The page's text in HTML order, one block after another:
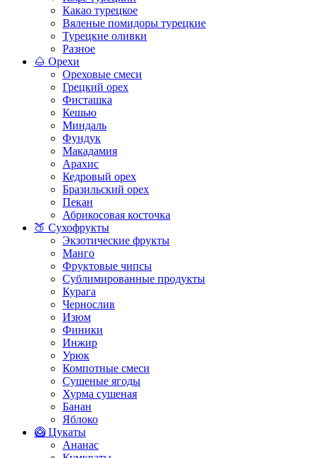
Какао турецкое
Вяленые помидоры турецкие
Турецкие оливки
Разное
🌰 Орехи
Ореховые смеси
Грецкий орех
Фисташка
Кешью
Миндаль
Фундук
Макадамия
Арахис
Кедровый орех
Бразильский орех
Пекан
Абрикосовая косточка
🍑 Сухофрукты
Экзотические фрукты
Манго
Фруктовые чипсы
Сублимированные продукты
Курага
Чернослив
Изюм
Финики
Инжир
Урюк
Компотные смеси
Сушеные ягоды
Хурма сушеная
Банан
Яблоко
🥝 Цукаты
Ананас